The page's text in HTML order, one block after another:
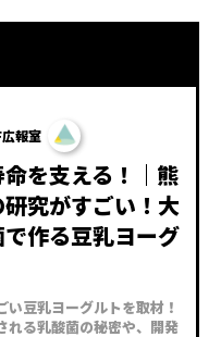
報室
を支える！｜熊
究がすごい！大
作る豆乳ヨーグ
豆乳ヨーグルトを取材！
れる乳酸菌の秘密や、開発